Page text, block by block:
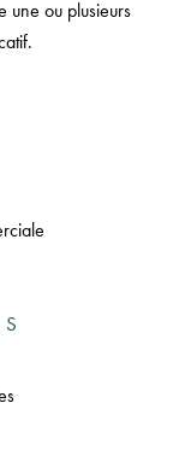
une ou plusieurs